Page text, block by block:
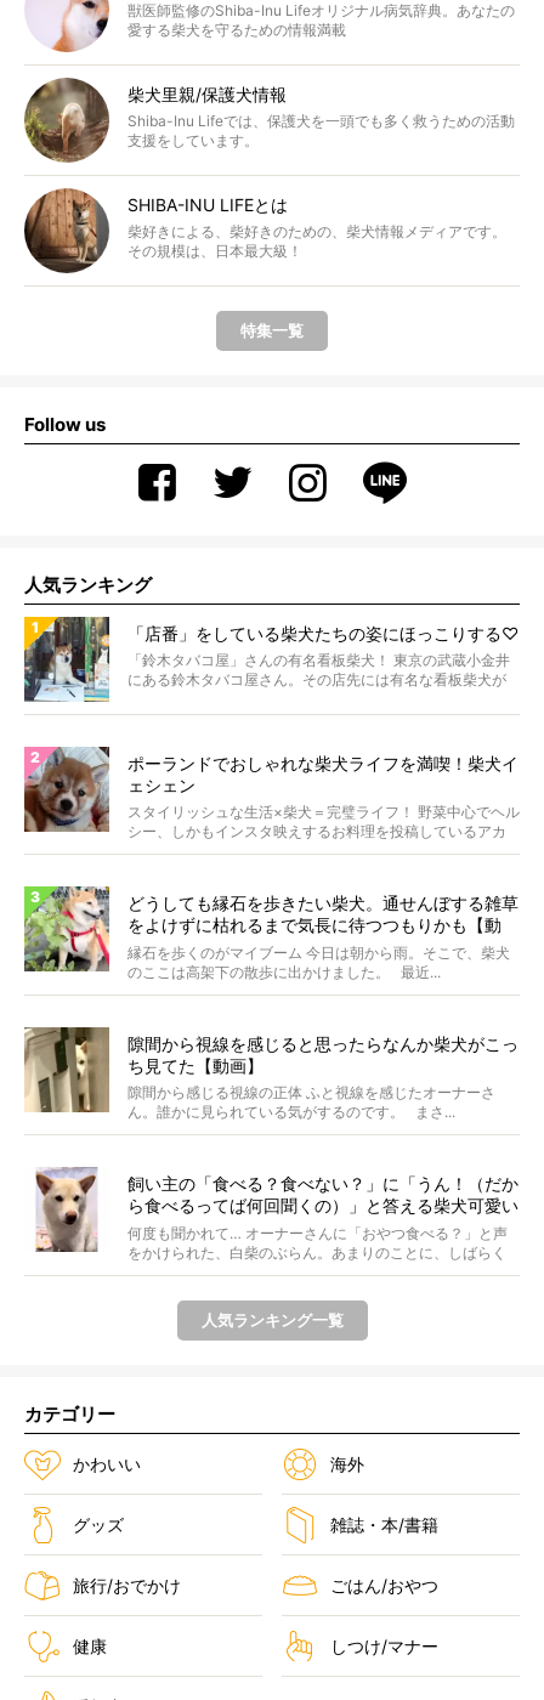
獣医師監修のShiba-Inu Lifeオリジナル病気辞典。あなたの
愛する柴犬を守るための情報満載
柴犬里親/保護犬情報
Shiba-Inu Lifeでは、保護犬を一頭でも多く救うための活動
支援をしています。
SHIBA-INU LIFEとは
柴好きによる、柴好きのための、柴犬情報メディアです。
その規模は、日本最大級！
特集一覧
Follow us
人気ランキング
「店番」をしている柴犬たちの姿にほっこりする♡
「鈴木タバコ屋」さんの有名看板柴犬！ 東京の武蔵小金井
にある鈴木タバコ屋さん。その店先には有名な看板柴犬が
ポーランドでおしゃれな柴犬ライフを満喫！柴犬イ
ェシェン
スタイリッシュな生活×柴犬＝完璧ライフ！ 野菜中心でヘル
シー、しかもインスタ映えするお料理を投稿しているアカ
ウ...
どうしても縁石を歩きたい柴犬。通せんぼする雑草
をよけずに枯れるまで気長に待つつもりかも【動
画】
縁石を歩くのがマイブーム 今日は朝から雨。そこで、柴犬
のここは高架下の散歩に出かけました。 最近...
隙間から視線を感じると思ったらなんか柴犬がこっ
ち見てた【動画】
隙間から感じる視線の正体 ふと視線を感じたオーナーさ
ん。誰かに見られている気がするのです。 まさ...
飼い主の「食べる？食べない？」に「うん！（だか
ら食べるってば何回聞くの）」と答える柴犬可愛い
【動画】
何度も聞かれて… オーナーさんに「おやつ食べる？」と声
をかけられた、白柴のぶらん。あまりのことに、しばらく
フリ...
人気ランキング一覧
カテゴリー
かわいい 海外
グッズ 雑誌・本/書籍
旅行/おでかけ ごはん/おやつ
健康 しつけ/マナー